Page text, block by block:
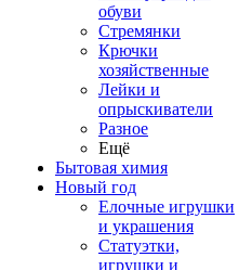
обуви
Стремянки
Крючки
хозяйственные
Лейки и
опрыскиватели
Разное
Ещё
Бытовая химия
Новый год
Елочные игрушки
и украшения
Статуэтки,
игрушки и